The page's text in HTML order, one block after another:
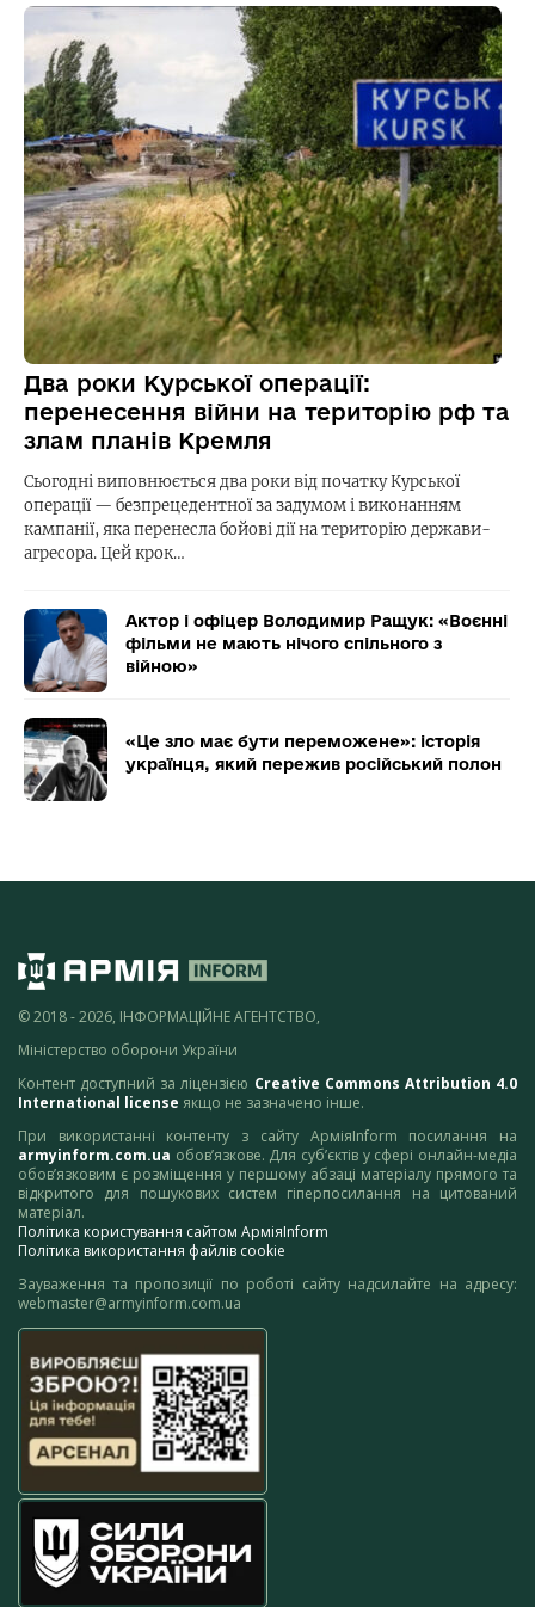
Два роки Курської операції:
перенесення війни на територію рф та
злам планів Кремля
Сьогодні виповнюється два роки від початку Курської
операції — безпрецедентної за задумом і виконанням
кампанії, яка перенесла бойові дії на територію держави-
агресора. Цей крок…
Актор і офіцер Володимир Ращук: «Воєнні
фільми не мають нічого спільного з
війною»
«Це зло має бути переможене»: історія
українця, який пережив російський полон
© 2018 - 2026, ІНФОРМАЦІЙНЕ АГЕНТСТВО,
Міністерство оборони України
Контент доступний за ліцензією Creative Commons Attribution 4.0
International license якщо не зазначено інше.
При використанні контенту з сайту АрміяInform посилання на
armyinform.com.ua обов’язкове. Для суб’єктів у сфері онлайн-медіа
обов’язковим є розміщення у першому абзаці матеріалу прямого та
відкритого для пошукових систем гіперпосилання на цитований
матеріал.
Політика користування сайтом АрміяInform
Політика використання файлів cookie
Зауваження та пропозиції по роботі сайту надсилайте на адресу:
webmaster@armyinform.com.ua